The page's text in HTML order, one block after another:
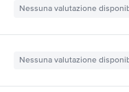
Nessuna valutazione
Nessuna valutazione